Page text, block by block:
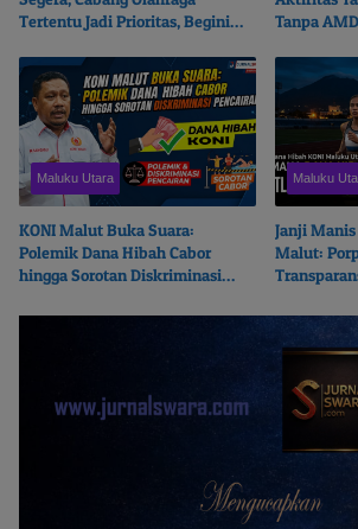
Tertentu Jadi Prioritas, Begini
Tanpa
Maluku Utara
KONI Malut Buka Suara:
Polemik Dana Hibah Cabor
hingga Sorotan Diskriminasi
Maluku
Janji
Malut: